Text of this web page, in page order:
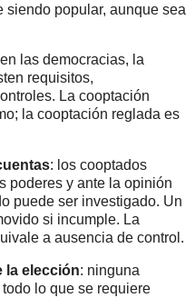
popular, aunque sea
las democracias, la
requisitos,
La cooptación
la cooptación reglada es
: los cooptados
poderes y ante la opinión
puede ser investigado. Un
si incumple. La
a ausencia de control.
la elección: ninguna
lo que se requiere